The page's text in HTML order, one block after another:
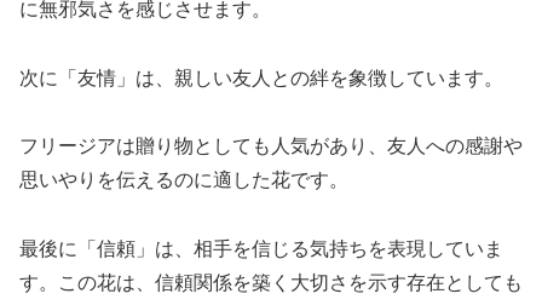
に無邪気さを感じさせます。
次に「友情」は、親しい友人との絆を象徴しています。
フリージアは贈り物としても人気があり、友人への感謝や
思いやりを伝えるのに適した花です。
最後に「信頼」は、相手を信じる気持ちを表現していま
す。この花は、信頼関係を築く大切さを示す存在としても